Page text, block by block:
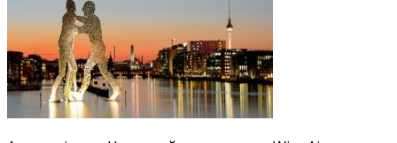
знижки
60%
у
Wizz
Air: